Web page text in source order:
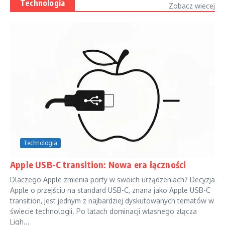
Technologia Zobacz wiecej
Technologia
Apple USB-C transition: Nowa era łączności
Dlaczego Apple zmienia porty w swoich urządzeniach? Decyzja
Apple o przejściu na standard USB-C, znana jako Apple USB-C
transition, jest jednym z najbardziej dyskutowanych tematów w
świecie technologii. Po latach dominacji własnego złącza
Ligh...